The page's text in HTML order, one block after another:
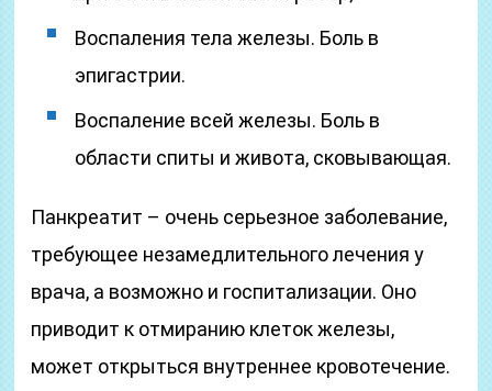
Воспаления тела железы. Боль в
эпигастрии.
Воспаление всей железы. Боль в
области спиты и живота, сковывающая.
Панкреатит – очень серьезное заболевание,
требующее незамедлительного лечения у
врача, а возможно и госпитализации. Оно
приводит к отмиранию клеток железы,
может открыться внутреннее кровотечение.